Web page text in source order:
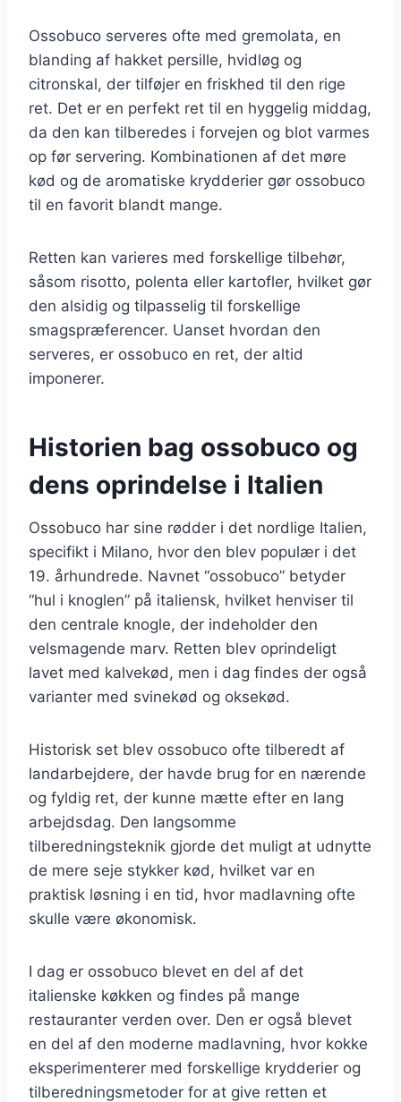
Ossobuco serveres ofte med gremolata, en
blanding af hakket persille, hvidløg og
citronskal, der tilføjer en friskhed til den rige
ret. Det er en perfekt ret til en hyggelig middag,
da den kan tilberedes i forvejen og blot varmes
op før servering. Kombinationen af det møre
kød og de aromatiske krydderier gør ossobuco
til en favorit blandt mange.
Retten kan varieres med forskellige tilbehør,
såsom risotto, polenta eller kartofler, hvilket gør
den alsidig og tilpasselig til forskellige
smagspræferencer. Uanset hvordan den
serveres, er ossobuco en ret, der altid
imponerer.
Historien bag ossobuco og
dens oprindelse i Italien
Ossobuco har sine rødder i det nordlige Italien,
specifikt i Milano, hvor den blev populær i det
19. århundrede. Navnet “ossobuco” betyder
“hul i knoglen” på italiensk, hvilket henviser til
den centrale knogle, der indeholder den
velsmagende marv. Retten blev oprindeligt
lavet med kalvekød, men i dag findes der også
varianter med svinekød og oksekød.
Historisk set blev ossobuco ofte tilberedt af
landarbejdere, der havde brug for en nærende
og fyldig ret, der kunne mætte efter en lang
arbejdsdag. Den langsomme
tilberedningsteknik gjorde det muligt at udnytte
de mere seje stykker kød, hvilket var en
praktisk løsning i en tid, hvor madlavning ofte
skulle være økonomisk.
I dag er ossobuco blevet en del af det
italienske køkken og findes på mange
restauranter verden over. Den er også blevet
en del af den moderne madlavning, hvor kokke
eksperimenterer med forskellige krydderier og
tilberedningsmetoder for at give retten et